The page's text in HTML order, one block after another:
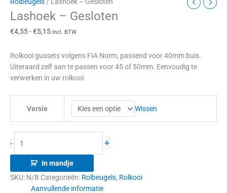
Lashoek – Gesloten
€4,55-€5,15 incl. BTW
Rolkooi gussets volgens FIA Norm, passend voor 40mm buis.
Uiteraard zelf aan te passen voor 45 of 50mm. Eenvoudig te
verwerken in uw rolkooi.
Versie Wissen
- +
In mandje
SKU: N/B Categorieën: Rolbeugels, Rolkooi
Aanvullende informatie